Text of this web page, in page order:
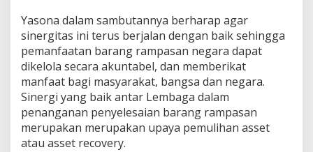
Yasona dalam sambutannya berharap agar
sinergitas ini terus berjalan dengan baik sehingga
pemanfaatan barang rampasan negara dapat
dikelola secara akuntabel, dan memberikat
manfaat bagi masyarakat, bangsa dan negara.
Sinergi yang baik antar Lembaga dalam
penanganan penyelesaian barang rampasan
merupakan merupakan upaya pemulihan asset
atau asset recovery.